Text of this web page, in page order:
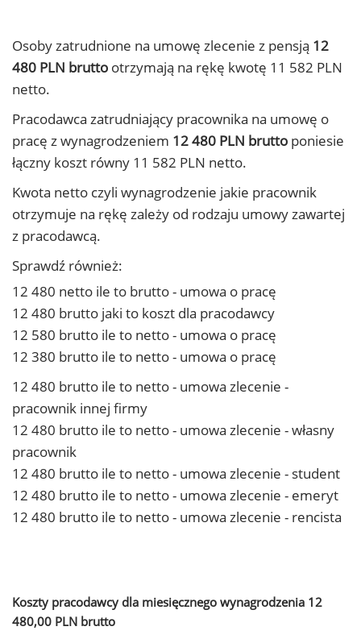
Osoby zatrudnione na umowę zlecenie z pensją 12
480 PLN brutto otrzymają na rękę kwotę 11 582 PLN
netto.
Pracodawca zatrudniający pracownika na umowę o
pracę z wynagrodzeniem 12 480 PLN brutto poniesie
łączny koszt równy 11 582 PLN netto.
Kwota netto czyli wynagrodzenie jakie pracownik
otrzymuje na rękę zależy od rodzaju umowy zawartej
z pracodawcą.
Sprawdź również:
12 480 netto ile to brutto - umowa o pracę
12 480 brutto jaki to koszt dla pracodawcy
12 580 brutto ile to netto - umowa o pracę
12 380 brutto ile to netto - umowa o pracę
12 480 brutto ile to netto - umowa zlecenie -
pracownik innej firmy
12 480 brutto ile to netto - umowa zlecenie - własny
pracownik
12 480 brutto ile to netto - umowa zlecenie - student
12 480 brutto ile to netto - umowa zlecenie - emeryt
12 480 brutto ile to netto - umowa zlecenie - rencista
Koszty pracodawcy dla miesięcznego wynagrodzenia 12
480,00 PLN brutto